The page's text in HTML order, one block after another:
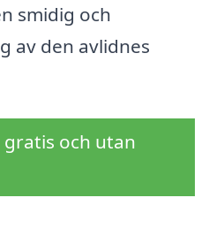
smidig och
av den avlidnes
gratis och utan